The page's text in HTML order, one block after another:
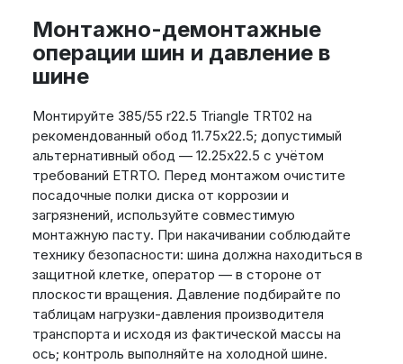
Монтажно-демонтажные
операции шин и давление в
шине
Монтируйте 385/55 r22.5 Triangle TRT02 на
рекомендованный обод 11.75x22.5; допустимый
альтернативный обод — 12.25x22.5 с учётом
требований ETRTO. Перед монтажом очистите
посадочные полки диска от коррозии и
загрязнений, используйте совместимую
монтажную пасту. При накачивании соблюдайте
технику безопасности: шина должна находиться в
защитной клетке, оператор — в стороне от
плоскости вращения. Давление подбирайте по
таблицам нагрузки-давления производителя
транспорта и исходя из фактической массы на
ось; контроль выполняйте на холодной шине.